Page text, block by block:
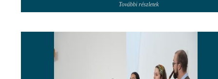
További részletek